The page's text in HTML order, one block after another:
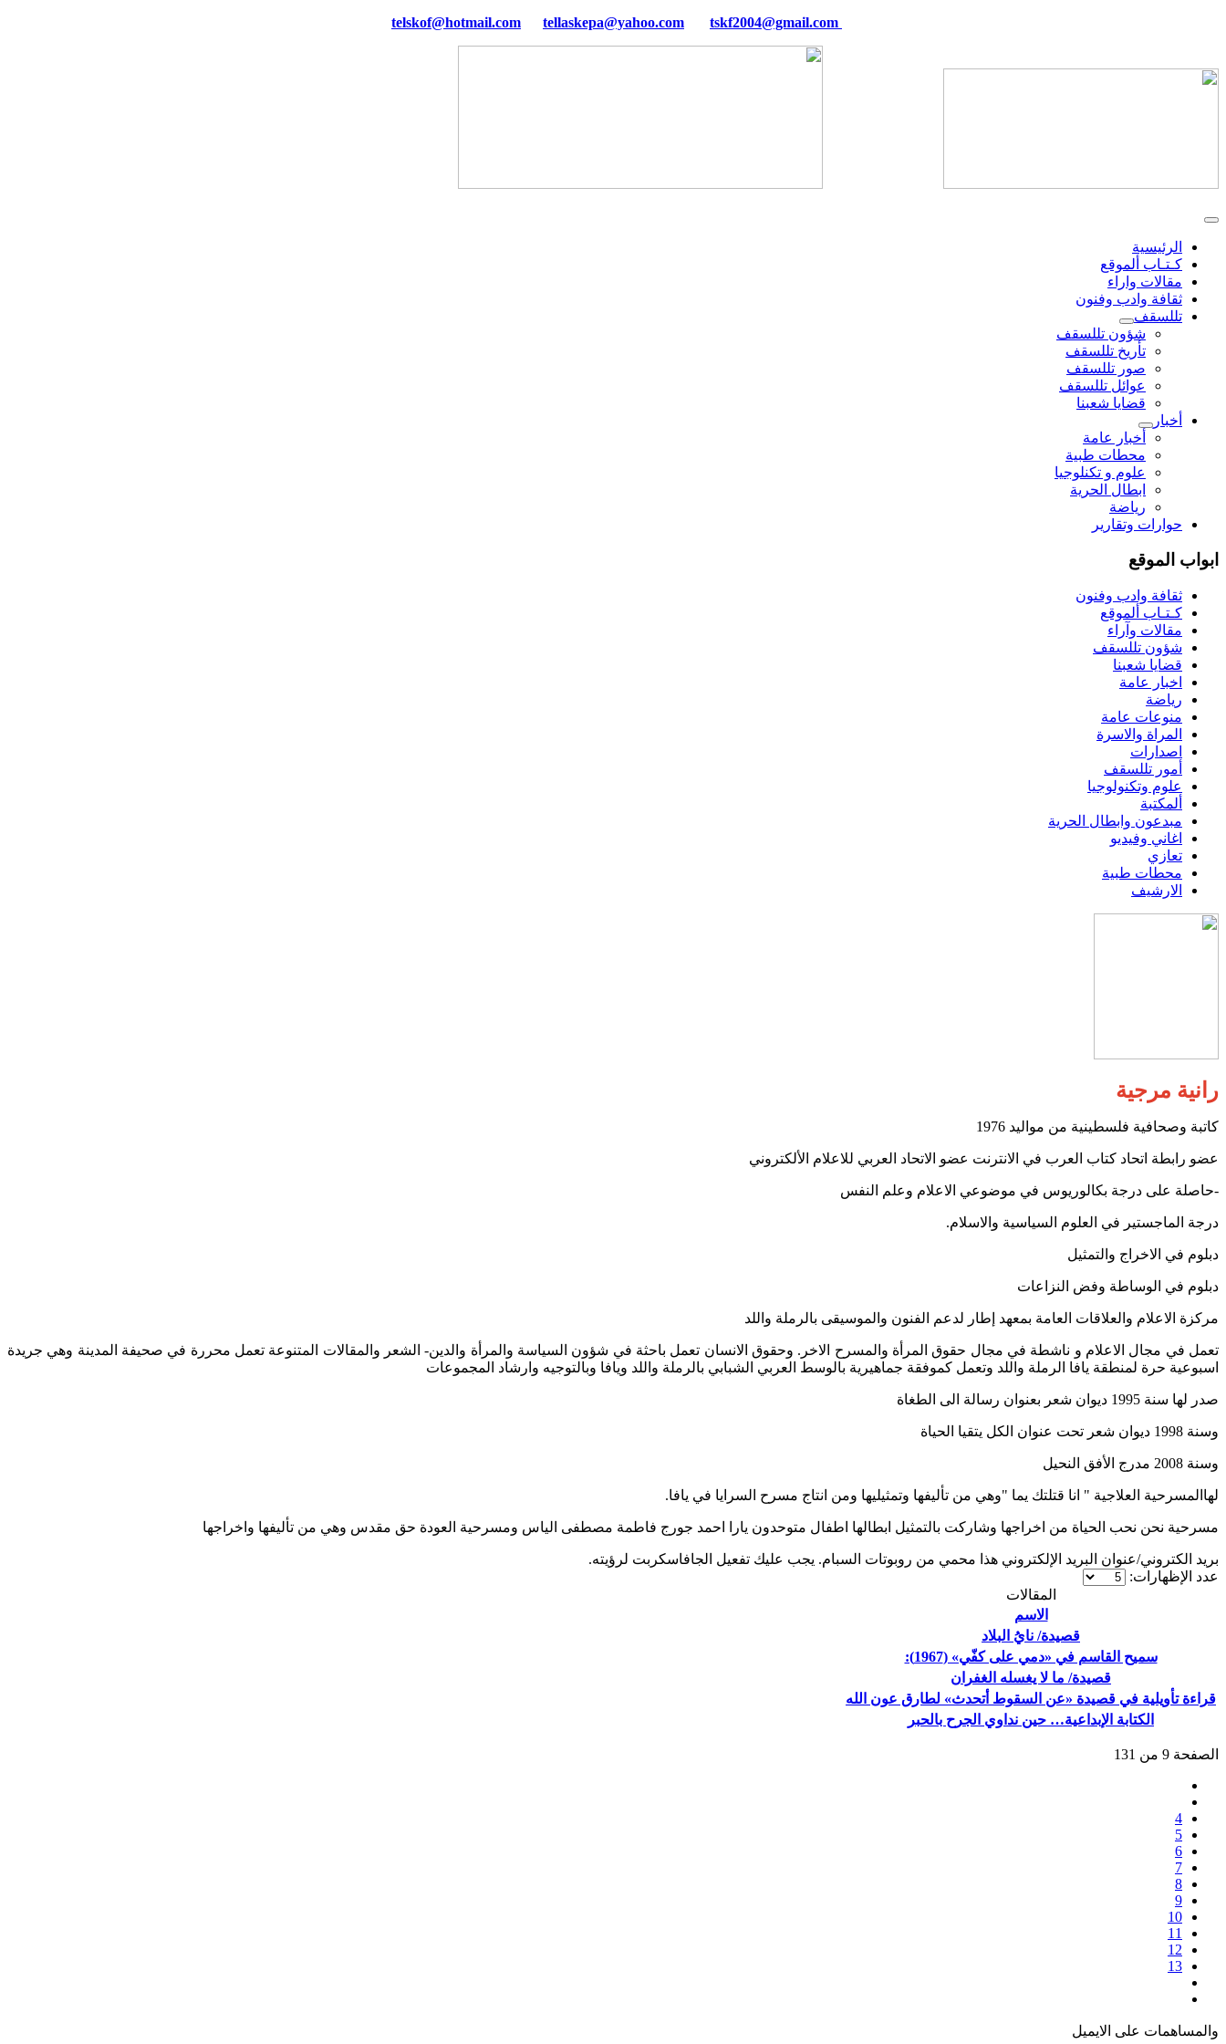
tellaskepa@yahoo.com tskf2004@gmail.com
الرئيسية
كـتـاب ألموقع
مقالات واراء
ثقافة وادب وفنون
تللسقف
شؤون تللسقف
تأريخ تللسقف
صور تللسقف
عوائل تللسقف
قضايا شعبنا
أخبار
أخبار عامة
محطات طبية
علوم و تکنلوجیا
ابطال الحرية
رياضة
حوارات وتقارير
ابواب الموقع
ثقافة وادب وفنون
كـتـاب ألموقع
مقالات وآراء
شؤون تللسقف
قضايا شعبنا
اخبار عامة
رياضة
منوعات عامة
المراة والاسرة
اصدارات
أمور تللسقف
علوم وتكنولوجيا
ألمكتبة
مبدعون وابطال الحرية
اغاني وفيديو
تعازي
محطات طبية
الارشيف
رانية مرجية
كاتبة وصحافية فلسطينية من مواليد 1976
عضو رابطة اتحاد كتاب العرب في الانترنت عضو الاتحاد العربي للاعلام الألكتروني
-حاصلة على درجة بكالوريوس في موضوعي الاعلام وعلم النفس
درجة الماجستير في العلوم السياسية والاسلام.
دبلوم في الاخراج والتمثيل
دبلوم في الوساطة وفض النزاعات
مركزة الاعلام والعلاقات العامة بمعهد إطار لدعم الفنون والموسيقى بالرملة واللد
تعمل في مجال الاعلام و ناشطة في مجال حقوق المرأة والمسرح الاخر. وحقوق الانسان تعمل باحثة في شؤون السياسة والمرأة والدين- الشعر والمقالات المتنوعة تعمل محررة في صحيفة المدينة وهي جريدة
اسبوعية حرة لمنطقة يافا الرملة واللد وتعمل كموفقة جماهيرية بالوسط العربي الشبابي بالرملة واللد ويافا وبالتوجيه وارشاد المجموعات
صدر لها سنة 1995 ديوان شعر بعنوان رسالة الى الطغاة
وسنة 1998 ديوان شعر تحت عنوان الكل يتقيا الحياة
وسنة 2008 مدرج الأفق النحيل
لهاالمسرحية العلاجية " انا قتلتك يما "وهي من تأليفها وتمثيليها ومن انتاج مسرح السرايا في يافا.
مسرحية نحن نحب الحياة من اخراجها وشاركت بالتمثيل ابطالها اطفال متوحدون يارا احمد جورج فاطمة مصطفى الياس ومسرحية العودة حق مقدس وهي من تأليفها واخراجها
بريد الكتروني/عنوان البريد الإلكتروني هذا محمي من روبوتات السبام. يجب عليك تفعيل الجافاسكربت لرؤيته.
عدد الإظهارات:
المقالات
الاسم
قصيدة/ نايُ البلاد
سميح القاسم في «دمي على كفّي» (1967):
قصيدة/ ما لا يغسله الغفران
قراءة تأويلية في قصيدة «عن السقوط أتحدث» لطارق عون الله
الكتابة الإبداعية… حين نداوي الجرح بالحبر
الصفحة 9 من 131
4
5
6
7
8
9
10
11
12
13
والمساهمات علی الایمیل